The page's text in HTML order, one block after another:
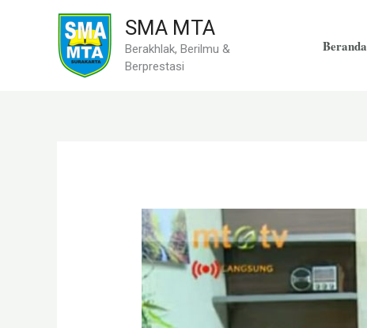
SMA MTA
Berakhlak, Berilmu &
Berprestasi
Beranda